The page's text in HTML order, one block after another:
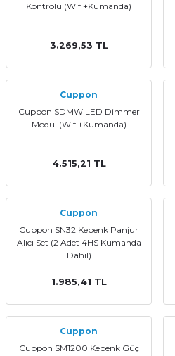
Kontrolü (Wifi+Kumanda)
3.269,53 TL
Cuppon
Cuppon SDMW LED Dimmer
Modül (Wifi+Kumanda)
4.515,21 TL
Cuppon
Cuppon SN32 Kepenk Panjur
Alıcı Set (2 Adet 4HS Kumanda
Dahil)
1.985,41 TL
Cuppon
Cuppon SM1200 Kepenk Güç